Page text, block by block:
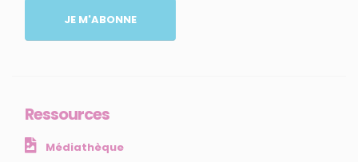
JE M'ABONNE
Ressources
Médiathèque
NOS SERVICES
Presse